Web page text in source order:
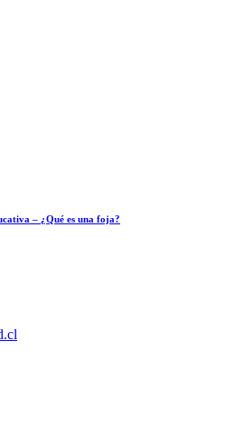
– ¿Qué es una foja?